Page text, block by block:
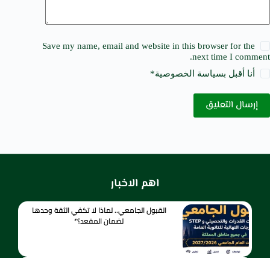
Save my name, email and website in this browser for the
next time I comment.
أنا أقبل بسياسة الخصوصية*
إرسال التعليق
اهم الاخبار
القبول الجامعي.. لماذا لا تكفي الثقة وحدها
لضمان المقعد؟*